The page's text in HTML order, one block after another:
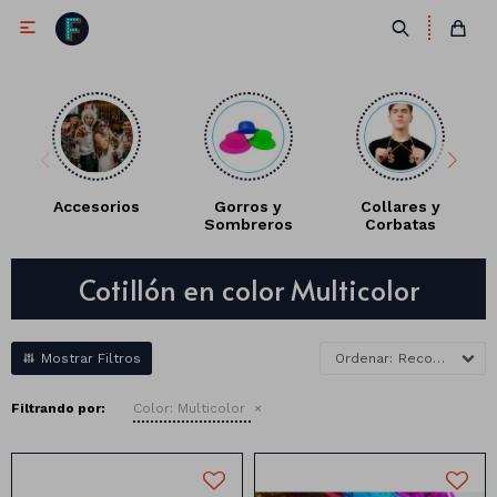

Accesorios
Gorros y
Sombreros
Collares y
Corbatas
Cotillón en color Multicolor
Recomendados
Filtrando por: Color: Multicolor
Antifaces
Máscaras
Moños
Cañones